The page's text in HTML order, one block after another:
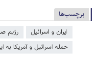
برچسب‌ها
ایران و اسرائیل
رژیم
حمله اسرائیل و آمریکا به